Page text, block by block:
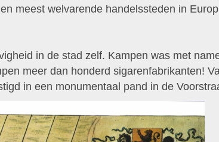
meest welvarende handelssteden in
in de stad zelf. Kampen was met
meer dan honderd sigarenfabrikanten!
in een monumentaal pand in de